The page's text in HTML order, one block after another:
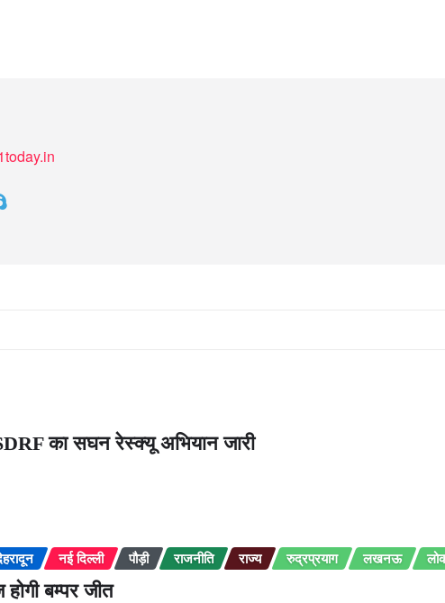
का सघन रेस्क्यू अभियान जारी
नई दिल्ली पौड़ी राजनीति राज्य रुद्रप्रयाग लखनऊ
बम्पर जीत